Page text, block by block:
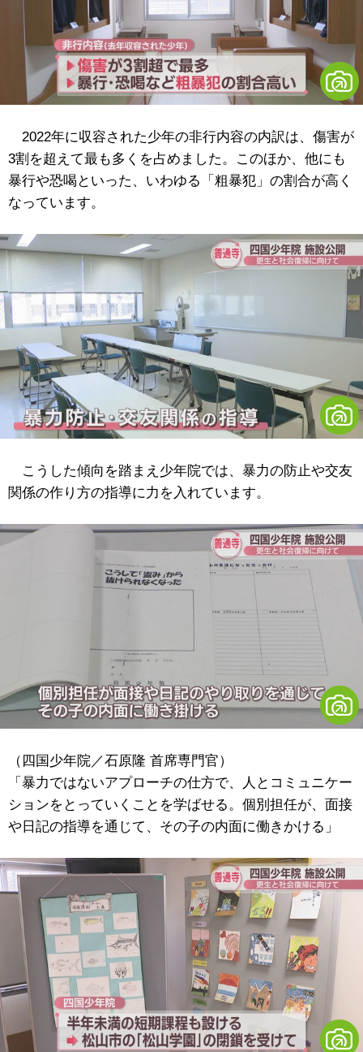
2022年に収容された少年の非行内容の内訳は、傷害が
3割を超えて最も多くを占めました。このほか、他にも
暴行や恐喝といった、いわゆる「粗暴犯」の割合が高く
なっています。
こうした傾向を踏まえ少年院では、暴力の防止や交友
関係の作り方の指導に力を入れています。
（四国少年院／石原隆 首席専門官）
「暴力ではないアプローチの仕方で、人とコミュニケー
ションをとっていくことを学ばせる。個別担任が、面接
や日記の指導を通じて、その子の内面に働きかける」